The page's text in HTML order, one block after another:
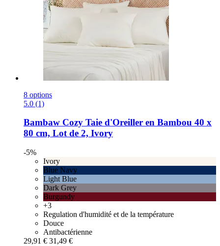
8 options
5.0 (1)
Bambaw Cozy Taie d'Oreiller en Bambou 40 x
80 cm, Lot de 2, Ivory
-5%
Ivory
Blue Navy
Light Blue
Dark Grey
Burgundy
+3
Regulation d'humidité et de la température
Douce
Antibactérienne
29,91 € 31,49 €